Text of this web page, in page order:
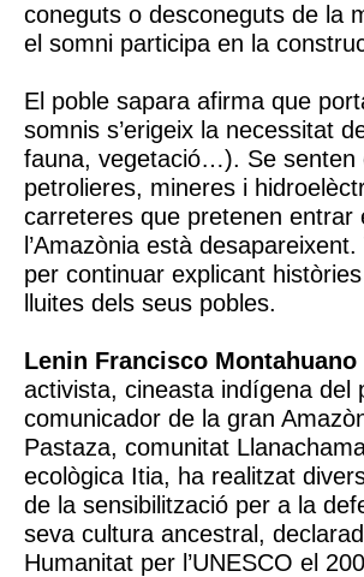
coneguts o desconeguts de la
el somni participa en la
El poble sapara afirma que
somnis s’erigeix la necessitat
fauna, vegetació…). Se senten
petrolieres, mineres i
carreteres que pretenen entrar
l’Amazònia està
per continuar explicant
lluites dels seus pobles.
Lenin Francisco Montahuano
activista, cineasta indígena del
comunicador de la gran
Pastaza, comunitat
ecològica Itia, ha realitzat
de la sensibilització per a la
seva cultura ancestral,
Humanitat per l’UNESCO el